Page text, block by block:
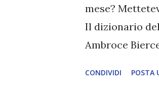
degli Snow è
riportarlo
essere ...
mese?
Il dizionario
Ambroce
CONDIVIDI POSTA